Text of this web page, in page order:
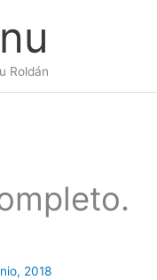
Roldán
2018